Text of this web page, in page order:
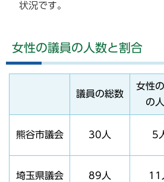
状況です。
女性の議員の人数と割合
議員の総数
女性
の
熊谷市議会 30人 5
埼玉県議会 89人 11